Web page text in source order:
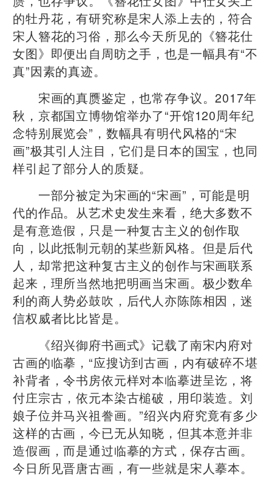
的牡丹花，有研究称是宋人添上去的，符合
宋人簪花的习俗，那么今天所见的《簪花仕
女图》即便出自周昉之手，也是一幅具有“不
真”因素的真迹。
宋画的真赝鉴定，也常存争议。2017年
秋，京都国立博物馆举办了“开馆120周年纪
念特别展览会”，数幅具有明代风格的“宋
画”极其引人注目，它们是日本的国宝，也同
样引起了部分人的质疑。
一部分被定为宋画的“宋画”，可能是明
代的作品。从艺术史发生来看，绝大多数不
是有意造假，只是一种复古主义的创作取
向，以此抵制元朝的某些新风格。但是后代
人，却常把这种复古主义的创作与宋画联系
起来，理所当然地把明画当宋画。极少数牟
利的商人势必鼓吹，后代人亦陈陈相因，迷
信权威者比比皆是。
《绍兴御府书画式》记载了南宋内府对
古画的临摹，“应搜访到古画，内有破碎不堪
补背者，令书房依元样对本临摹进呈讫，将
付庄宗古，依元本染古槌破，用印装造。刘
娘子位并马兴祖誊画。”绍兴内府究竟有多少
这样的古画，今已无从知晓，但其本意并非
造假画，而是通过临摹的方式，保存古画。
今日所见晋唐古画，有一些就是宋人摹本。